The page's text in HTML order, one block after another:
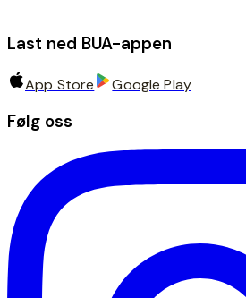
Last ned BUA-appen
App Store Google Play
Følg oss